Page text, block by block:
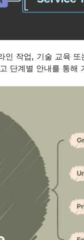
인 작업, 기술 교육
단계별 안내를 통해